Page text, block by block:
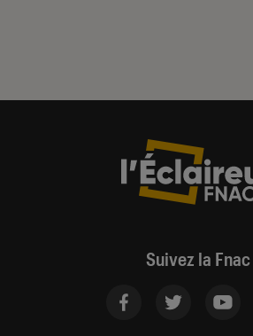
Suivez la Fnac